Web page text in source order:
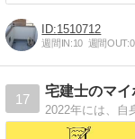
1510712
週間IN:10 週間OUT:0
17
宅建士のマ